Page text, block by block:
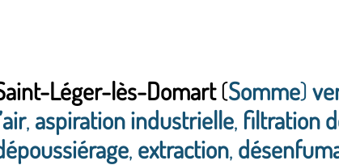
Léger-lès-Domart(Somme)
, aspiration industrielle, filtration
, extraction,